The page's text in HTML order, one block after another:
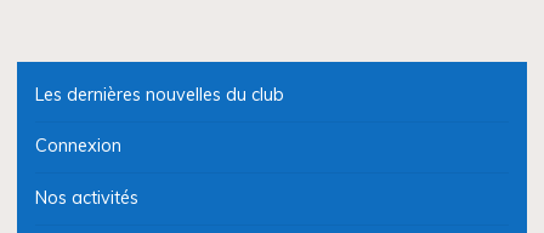
Les dernières nouvelles du club
Connexion
Nos activités